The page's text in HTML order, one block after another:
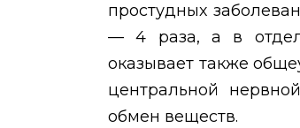
простудных
— 4 раза, а в
оказывает также
центральной
обмен веществ.